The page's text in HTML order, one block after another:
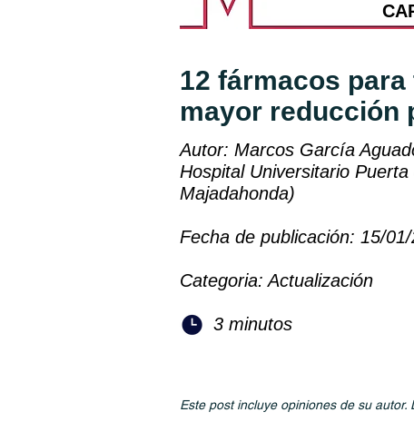
12 fármacos
mayor reducción
Autor: Marcos García
Hospital Universitario
Majadahonda)
Fecha de publicación: 15/
Categoria: Actualización
3 minutos
Este post incluye opiniones de su autor.